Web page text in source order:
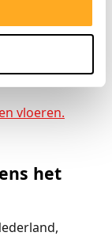
geheel
vloeren.
het